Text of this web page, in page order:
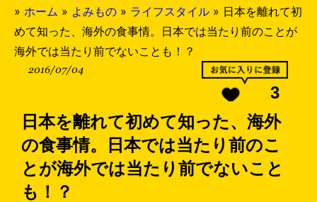
» ホーム » よみもの » ライフスタイル » 日本を離れて初
めて知った、海外の食事情。日本では当たり前のことが
海外では当たり前でないことも！？
2016/07/04
3
日本を離れて初めて知った、海外
の食事情。日本では当たり前のこ
とが海外では当たり前でないこと
も！？